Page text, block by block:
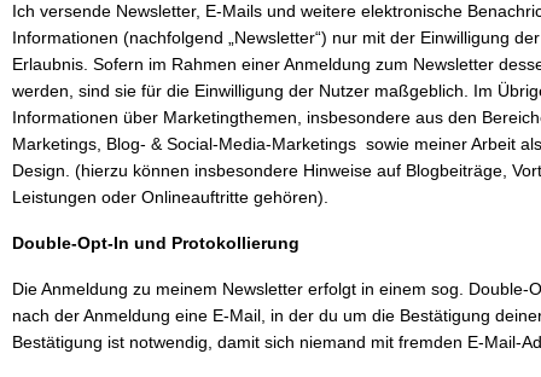
Ich versende Newsletter, E-Mails und weitere elektronische
Informationen (nachfolgend „Newsletter“) nur mit der Einwilligung
Erlaubnis. Sofern im Rahmen einer Anmeldung zum Newsletter
werden, sind sie für die Einwilligung der Nutzer maßgeblich. Im
Informationen über Marketingthemen, insbesondere aus den
Marketings, Blog- & Social-Media-Marketings sowie meiner Arbeit
Design. (hierzu können insbesondere Hinweise auf Blogbeiträge,
Leistungen oder Onlineauftritte gehören).
Double-Opt-In und Protokollierung
Die Anmeldung zu meinem Newsletter erfolgt in einem sog. Double-
nach der Anmeldung eine E-Mail, in der du um die Bestätigung
Bestätigung ist notwendig, damit sich niemand mit fremden E-Mail-